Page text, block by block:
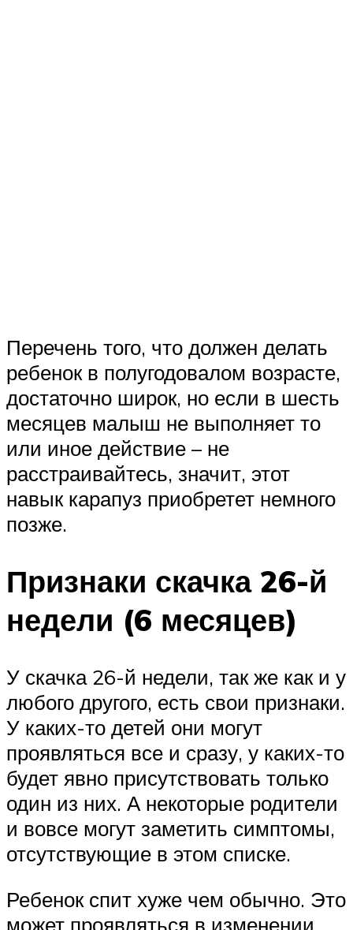
Перечень того, что должен делать
ребенок в полугодовалом возрасте,
достаточно широк, но если в шесть
месяцев малыш не выполняет то
или иное действие – не
расстраивайтесь, значит, этот
навык карапуз приобретет немного
позже.
Признаки скачка 26-й
недели (6 месяцев)
У скачка 26-й недели, так же как и у
любого другого, есть свои признаки.
У каких-то детей они могут
проявляться все и сразу, у каких-то
будет явно присутствовать только
один из них. А некоторые родители
и вовсе могут заметить симптомы,
отсутствующие в этом списке.
Ребенок спит хуже чем обычно. Это
может проявляться в изменении